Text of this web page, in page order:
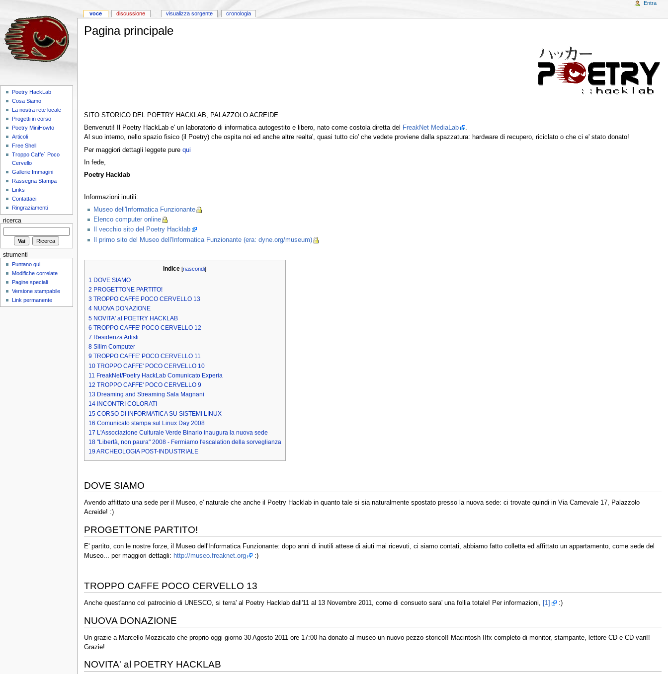
Pagina principale
SITO STORICO DEL POETRY HACKLAB, PALAZZOLO ACREIDE
Benvenuti! Il Poetry HackLab e' un laboratorio di informatica autogestito e libero, nato come costola diretta del
FreakNet MediaLab
.
Al suo interno, nello spazio fisico (il Poetry) che ospita noi ed anche altre realta', quasi tutto cio' che vedete proviene dalla spazzatura: hardware di recupero, riciclato o che ci e' stato donato!
Per maggiori dettagli leggete pure qui
In fede,
Poetry Hacklab
Informazioni inutili:
Museo dell'Informatica Funzionante
Elenco computer online
Il vecchio sito del Poetry Hacklab
Il primo sito del Museo dell'Informatica Funzionante (era: dyne.org/museum)
Indice [nascondi]
1 DOVE SIAMO
2 PROGETTONE PARTITO!
3 TROPPO CAFFE POCO CERVELLO 13
4 NUOVA DONAZIONE
5 NOVITA' al POETRY HACKLAB
6 TROPPO CAFFE' POCO CERVELLO 12
7 Residenza Artisti
8 Silim Computer
9 TROPPO CAFFE' POCO CERVELLO 11
10 TROPPO CAFFE' POCO CERVELLO 10
11 FreakNet/Poetry HackLab Comunicato Experia
12 TROPPO CAFFE' POCO CERVELLO 9
13 Dreaming and Streaming Sala Magnani
14 INCONTRI COLORATI
15 CORSO DI INFORMATICA SU SISTEMI LINUX
16 Comunicato stampa sul Linux Day 2008
17 L'Associazione Culturale Verde Binario inaugura la nuova sede
18 "Libertà, non paura" 2008 - Fermiamo l'escalation della sorveglianza
19ARCHEOLOGIA POST-INDUSTRIALE
DOVE SIAMO
Avendo affittato una sede per il Museo, e' naturale che anche il Poetry Hacklab in quanto tale si sia naturalmente spostato presso la nuova sede: ci trovate quindi in Via Carnevale 17, Palazzolo
Acreide! :)
PROGETTONE PARTITO!
E' partito, con le nostre forze, il Museo dell'Informatica Funzionante: dopo anni di inutili attese di aiuti mai ricevuti, ci siamo contati, abbiamo fatto colletta ed affittato un appartamento, come sede del
Museo... per maggiori dettagli: http://museo.freaknet.org :)
TROPPO CAFFE POCO CERVELLO 13
Anche quest'anno col patrocinio di UNESCO, si terra' al Poetry Hacklab dall'11 al 13 Novembre 2011, come di consueto sara' una follia totale! Per informazioni, [1] :)
NUOVA DONAZIONE
Un grazie a Marcello Mozzicato che proprio oggi giorno 30 Agosto 2011 ore 17:00 ha donato al museo un nuovo pezzo storico!! Macintosh IIfx completo di monitor, stampante, lettore CD e CD vari!!
Grazie!
NOVITA' al POETRY HACKLAB
voce discussione visualizza sorgente cronologia
Entra
Poetry HackLab
Cosa Siamo
La nostra rete locale
Progetti in corso
Poetry MiniHowto
Articoli
Free Shell
Troppo Caffe` Poco
Cervello
Gallerie Immagini
Rassegna Stampa
Links
Contattaci
Ringraziamenti
ricerca
strumenti
Puntano qui
Modifiche correlate
Pagine speciali
Versione stampabile
Link permanente